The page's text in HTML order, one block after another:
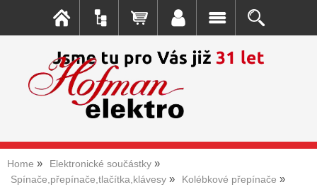
Home
Elektronické součástky
Spínače,přepínače,tlačítka,klávesy
Kolébkové přepínače